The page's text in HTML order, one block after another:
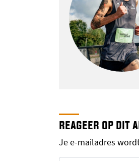
reageer op dit
Je e-mailadres